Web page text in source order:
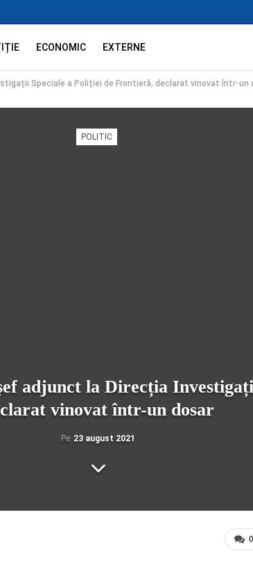
ECONOMIC EXTERNE
Speciale a Poliției de Frontieră, declarat vinovat într-un
POLITIC
adjunct la Direcția
vinovat într-un dosar
Pe 23 august 2021
0